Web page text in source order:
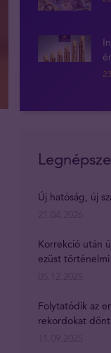
Új hatóság, új
Korrekció után
ezüst
Folytatódik az
rekordokat dönt